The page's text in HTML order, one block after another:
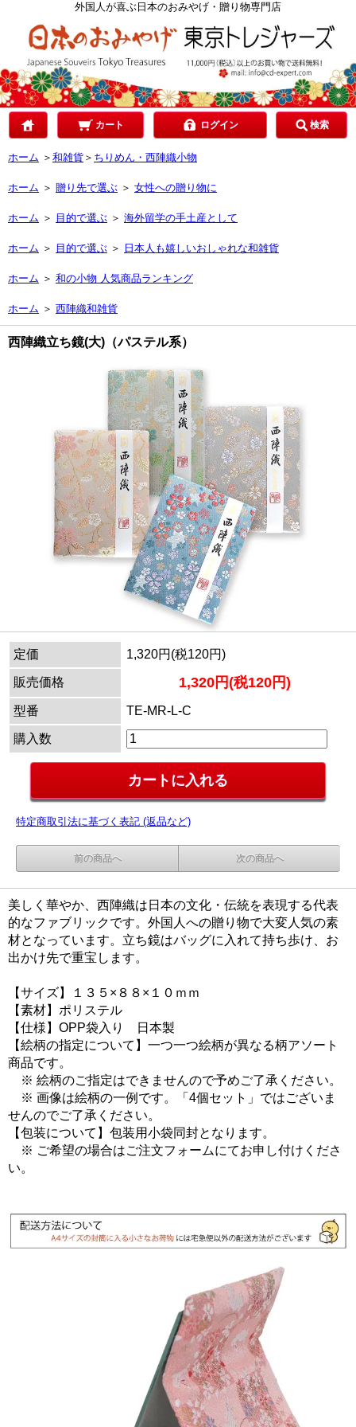
外国人が喜ぶ日本のおみやげ・贈り物専門店
カート ログイン 検索
ホーム ＞ 和雑貨 ＞ ちりめん・西陣織小物
ホーム ＞ 贈り先で選ぶ ＞ 女性への贈り物に
ホーム ＞ 目的で選ぶ ＞ 海外留学の手土産として
ホーム ＞ 目的で選ぶ ＞ 日本人も嬉しいおしゃれな和雑貨
ホーム ＞ 和の小物 人気商品ランキング
ホーム ＞ 西陣織和雑貨
西陣織立ち鏡(大)（パステル系）
定価 1,320円(税120円)
販売価格 1,320円(税120円)
型番 TE-MR-L-C
購入数
特定商取引法に基づく表記 (返品など)
前の商品へ 次の商品へ
美しく華やか、西陣織は日本の文化・伝統を表現する代表
的なファブリックです。外国人への贈り物で大変人気の素
材となっています。立ち鏡はバッグに入れて持ち歩け、お
出かけ先で重宝します。
【サイズ】１３５×８８×１０ｍｍ
【素材】ポリステル
【仕様】OPP袋入り 日本製
【絵柄の指定について】一つ一つ絵柄が異なる柄アソート
商品です。
※ 絵柄のご指定はできませんので予めご了承ください。
※ 画像は絵柄の一例です。「4個セット」ではございま
せんのでご了承ください。
【包装について】包装用小袋同封となります。
※ ご希望の場合はご注文フォームにてお申し付けくださ
い。
ご予算で選ぶ
贈り先で選ぶ